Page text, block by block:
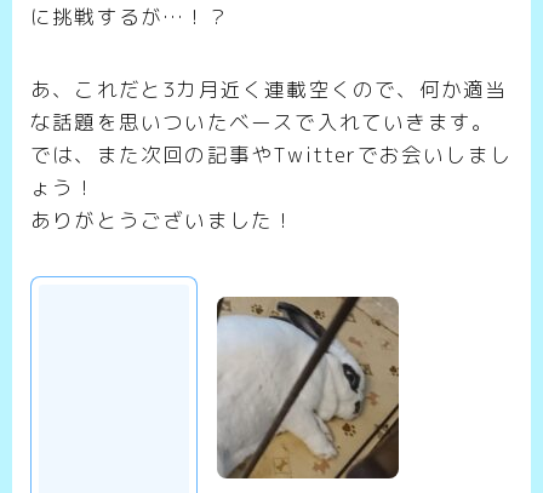
に挑戦するが…！？
あ、これだと3カ月近く連載空くので、何か適当
な話題を思いついたベースで入れていきます。
では、また次回の記事やTwitterでお会いしまし
ょう！
ありがとうございました！